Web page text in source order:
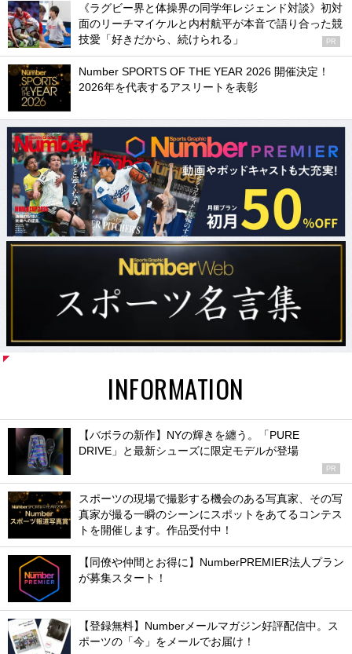
《ラグビー界と体操界の同学年レジェンド対談》初対
面のリーチマイケルと内村航平が本音で語り合った競
技愛「好きだから、続けられる」
PR
Number SPORTS OF THE YEAR 2026 開催決定！
2026年を代表するアスリートを表彰
INFORMATION
【バボラの新作】NYの輝きを纏う。「PURE
DRIVE」と最新シューズに限定モデルが登場
PR
スポーツの現場で撮影する機会のある写真家、その写
真家が撮る一瞬のシーンにスポットをあてるコンテス
トを開催します。作品受付中！
【同僚や仲間とお得に】NumberPREMIER法人プラン
が募集スタート！
【登録無料】Numberメールマガジン好評配信中。ス
ポーツの「今」をメールでお届け！